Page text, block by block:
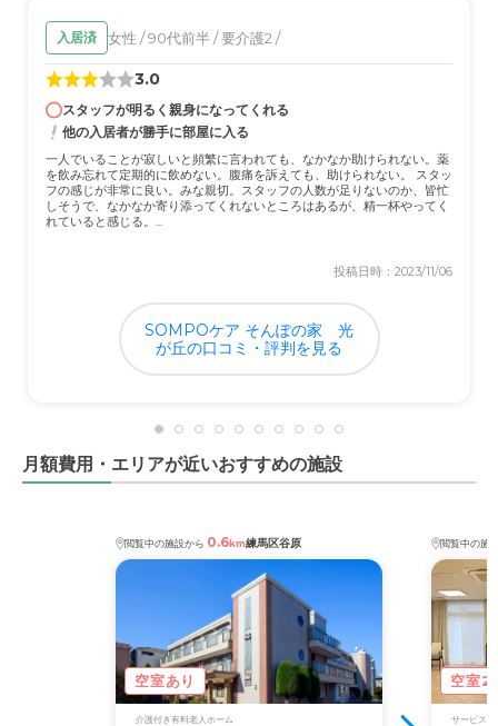
ー的な立場の方が短期間で次々と変わってしまうの
です。これでは、入居者一人ひとりの状況や必要な
ケアがきちんと引き継がれているのか不安になりま
すし、施設全体のケアの質を上げていく上でも大き
な課題だと感じました。経験の浅い方が入ってき
て、翌日にはもういない、ということもありまし
た。これでは、継続的な良いケアは難しいのではな
いでしょうか。
入居済 女性 / 90代前半 / 要介護2 /
3.0
スタッフが明るく親身になってくれる
他の入居者が勝手に部屋に入る
一人でいることが寂しいと頻繁に言われても、なかなか助けられない。薬
を飲み忘れて定期的に飲めない。腹痛を訴えても、助けられない。 スタッ
フの感じが非常に良い。みな親切。スタッフの人数が足りないのか、皆忙
しそうで、なかなか寄り添ってくれないところはあるが、精一杯やってく
れていると感じる。...
投稿日時：2023/11/06
SOMPOケア そんぽの家 光
が丘の口コミ・評判を見る
月額費用・エリアが近いおすすめの施設
閲覧中の施設から 0.6km練馬区谷原
空室あり
介護付き有料老人ホーム
閲覧中の施
空室2
サービス付